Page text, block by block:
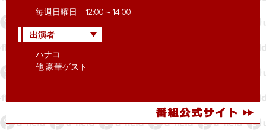
毎週日曜日 12:00～14:00
出演者
ハナコ
他 豪華ゲスト